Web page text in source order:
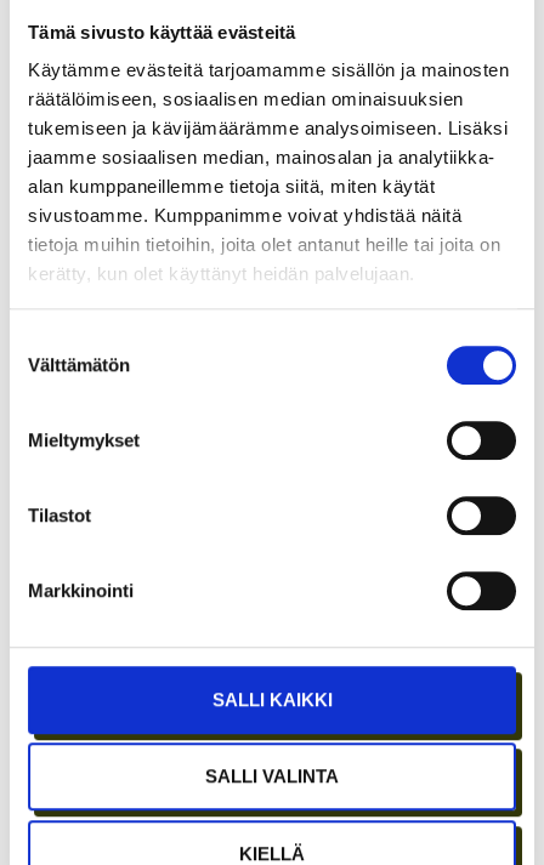
Tämä sivusto käyttää evästeitä
Käytämme evästeitä tarjoamamme sisällön ja mainosten
räätälöimiseen, sosiaalisen median ominaisuuksien
tukemiseen ja kävijämäärämme analysoimiseen. Lisäksi
jaamme sosiaalisen median, mainosalan ja analytiikka-
alan kumppaneillemme tietoja siitä, miten käytät
sivustoamme. Kumppanimme voivat yhdistää näitä
tietoja muihin tietoihin, joita olet antanut heille tai joita on
kerätty, kun olet käyttänyt heidän palvelujaan.
valinta
Välttämätön
Mieltymykset
Tilastot
Markkinointi
SALLI KAIKKI
SALLI VALINTA
KIELLÄ
ASIAKASYMMÄRRYS SYNTYY IHMISTEN
KESKELLÄ – JA NIIN SYNTYY MYÖS
MYYNTI
TARJOAVATKO COWORKING-TILAT